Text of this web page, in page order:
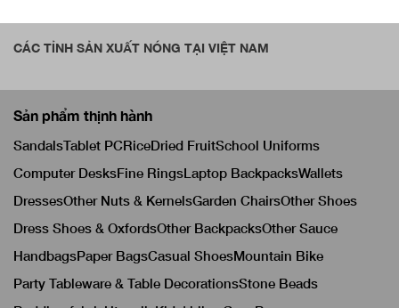
CÁC TỈNH SẢN XUẤT NÓNG TẠI VIỆT NAM
Sản phẩm thịnh hành
SandalsTablet PCRiceDried FruitSchool Uniforms
Computer DesksFine RingsLaptop BackpacksWallets
DressesOther Nuts & KernelsGarden ChairsOther Shoes
Dress Shoes & OxfordsOther BackpacksOther Sauce
HandbagsPaper BagsCasual ShoesMountain Bike
Party Tableware & Table DecorationsStone Beads